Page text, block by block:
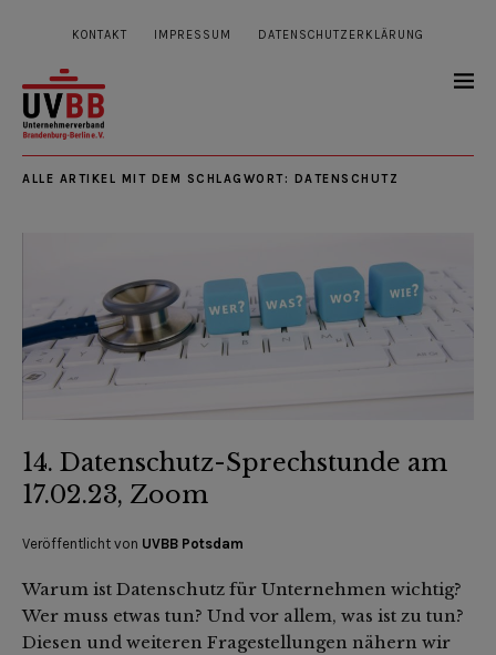
KONTAKT IMPRESSUM DATENSCHUTZERKLÄRUNG
ALLE ARTIKEL MIT DEM SCHLAGWORT: DATENSCHUTZ
14. Datenschutz-Sprechstunde am
17.02.23, Zoom
Veröffentlicht von UVBB Potsdam
Warum ist Datenschutz für Unternehmen wichtig?
Wer muss etwas tun? Und vor allem, was ist zu tun?
Diesen und weiteren Fragestellungen nähern wir